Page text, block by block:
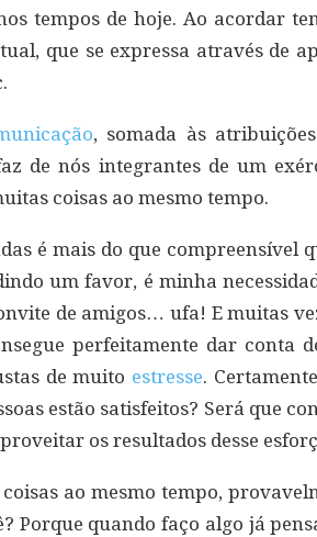
tempos de hoje. Ao acordar
que se expressa através de
, somada às
de nós integrantes de um
coisas ao mesmo tempo.
é mais do que compreensível
um favor, é minha
de amigos… ufa! E muitas
perfeitamente dar conta
de muito estresse.
estão satisfeitos? Será que
os resultados desse
ao mesmo tempo,
Porque quando faço algo já